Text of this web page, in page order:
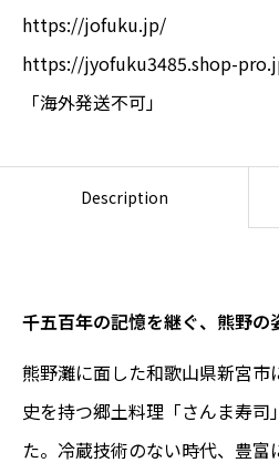
https://jofuku.jp/
https://jyofuku3485.shop-
「海外発送不可」
Description
千五百年の記憶を継ぐ、熊野の
熊野灘に面した和歌山県新宮市
史を持つ郷土料理「さんま寿司
た。冷蔵技術のない時代、豊